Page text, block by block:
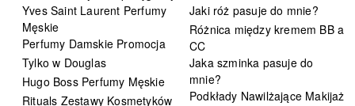
Yves Saint Laurent Perfumy
Męskie
Perfumy Damskie Promocja
Tylko w Douglas
Hugo Boss Perfumy Męskie
Rituals Zestawy Kosmetyków
Jaki róż pasuje do mnie?
Różnica między kremem BB a
CC
Jaka szminka pasuje do
mnie?
Podkłady Nawilżające Makijaż